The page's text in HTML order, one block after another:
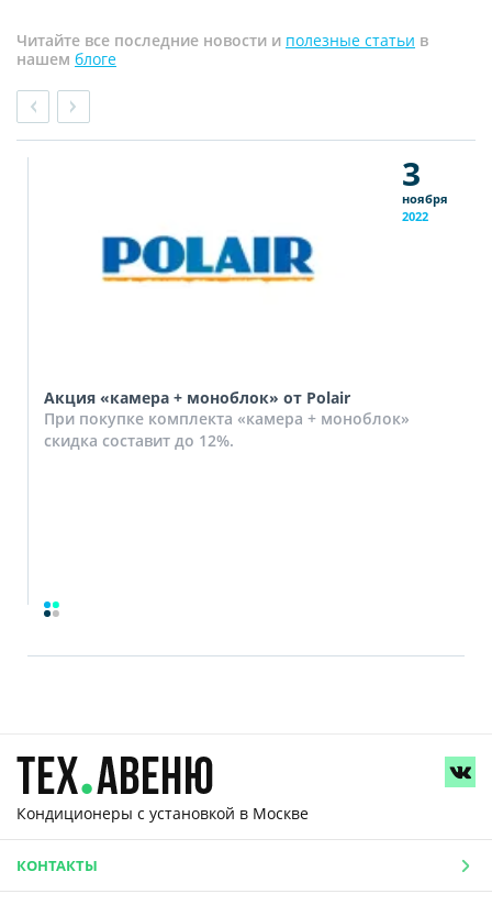
Читайте все последние новости и полезные статьи в
нашем блоге
3
ноября
2022
Акция «камера + моноблок» от Polair
При покупке комплекта «камера + моноблок»
скидка составит до 12%.
Кондиционеры с установкой в Москве
КОНТАКТЫ